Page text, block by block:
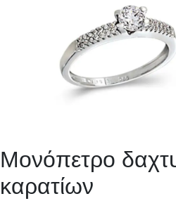
Μονόπετρο
καρατίων